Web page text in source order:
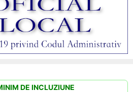
DE INCLUZIUNE